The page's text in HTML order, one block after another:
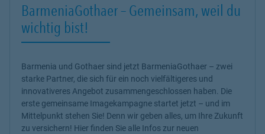
BarmeniaGothaer – Gemeinsam, weil du
wichtig bist!
Barmenia und Gothaer sind jetzt BarmeniaGothaer – zwei
starke Partner, die sich für ein noch vielfältigeres und
innovativeres Angebot zusammengeschlossen haben. Die
erste gemeinsame Imagekampagne startet jetzt – und im
Mittelpunkt stehen Sie! Denn wir geben alles, um Ihre Zukunft
zu versichern! Hier finden Sie alle Infos zur neuen